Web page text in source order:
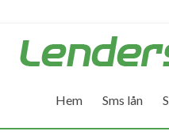
Lenders
Jämför
Hem Sms lån